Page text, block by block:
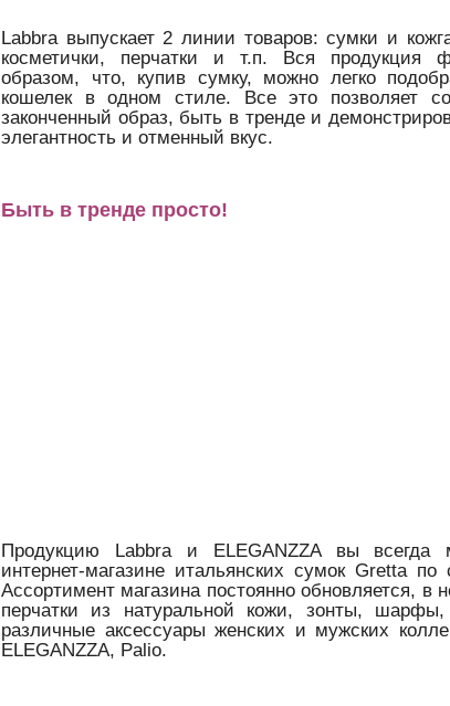
Labbra выпускает 2 линии товаров: сумки и
косметички, перчатки и т.п. Вся продукция
образом, что, купив сумку, можно легко
кошелек в одном стиле. Все это позволяет
законченный образ, быть в тренде и
элегантность и отменный вкус.
Быть в тренде просто!
Продукцию Labbra и ELEGANZZA вы всегда
интернет-магазине итальянских сумок Gretta по
Ассортимент магазина постоянно обновляется, в
перчатки из натуральной кожи, зонты,
различные аксессуары женских и мужских
ELEGANZZA, Palio.